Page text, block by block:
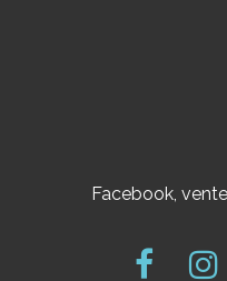
Facebook,